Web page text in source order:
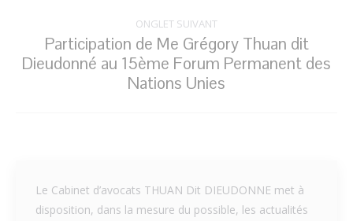
ONGLET SUIVANT
Onglet
suivant
Participation de Me Grégory Thuan dit
Dieudonné au 15ème Forum Permanent des
Nations Unies
Le Cabinet d’avocats THUAN Dit DIEUDONNE met à
disposition, dans la mesure du possible, les actualités